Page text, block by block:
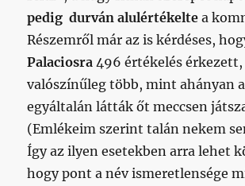
pedig durván alulértékelte a
Részemről már az is kérdéses,
Palaciosra 496 értékelés érkezett,
valószínűleg több, mint ahányan
egyáltalán látták őt meccsen
(Emlékeim szerint talán nekem
Így az ilyen esetekben arra lehet
hogy pont a név ismeretlensége